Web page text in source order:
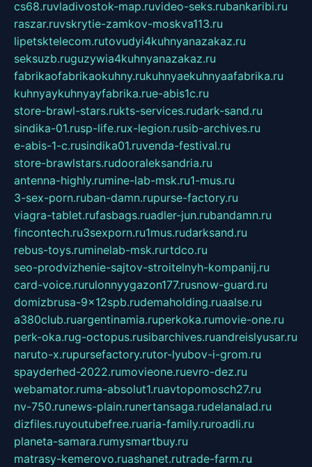
cs68.ruvladivostok-map.ruvideo-seks.rubankaribi.ru
raszar.ruvskrytie-zamkov-moskva113.ru
lipetsktelecom.rutovudyi4kuhnyanazakaz.ru
seksuzb.ruguzywia4kuhnyanazakaz.ru
fabrikaofabrikaokuhny.rukuhnyaekuhnyaafabrika.ru
kuhnyaykuhnyayfabrika.rue-abis1c.ru
store-brawl-stars.rukts-services.rudark-sand.ru
sindika-01.rusp-life.rux-legion.rusib-archives.ru
e-abis-1-c.rusindika01.ruvenda-festival.ru
store-brawlstars.rudooraleksandria.ru
antenna-highly.rumine-lab-msk.ru1-mus.ru
3-sex-porn.ruban-damn.rupurse-factory.ru
viagra-tablet.rufasbags.ruadler-jun.rubandamn.ru
fincontech.ru3sexporn.ru1mus.rudarksand.ru
rebus-toys.ruminelab-msk.rurtdco.ru
seo-prodvizhenie-sajtov-stroitelnyh-kompanij.ru
card-voice.rurulonnyygazon177.rusnow-guard.ru
domizbrusa-9x12spb.rudemaholding.ruaalse.ru
a380club.ruargentinamia.ruperkoka.rumovie-one.ru
perk-oka.rug-octopus.rusibarchives.ruandreislyusar.ru
naruto-x.rupursefactory.rutor-lyubov-i-grom.ru
spayderhed-2022.rumovieone.ruevro-dez.ru
webamator.ruma-absolut1.ruavtopomosch27.ru
nv-750.runews-plain.runertansaga.rudelanalad.ru
dizfiles.ruyoutubefree.ruaria-family.ruroadli.ru
planeta-samara.rumysmartbuy.ru
matrasy-kemerovo.ruashanet.rutrade-farm.ru